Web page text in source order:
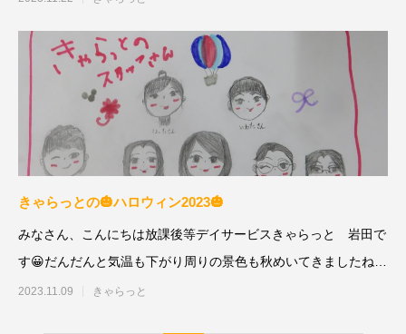
きゃらっとの🎃ハロウィン2023🎃
みなさん、こんにちは放課後等デイサービスきゃらっと 岩田で
す😀だんだんと気温も下がり周りの景色も秋めいてきましたね🍂
先月
2023.11.09 きゃらっと